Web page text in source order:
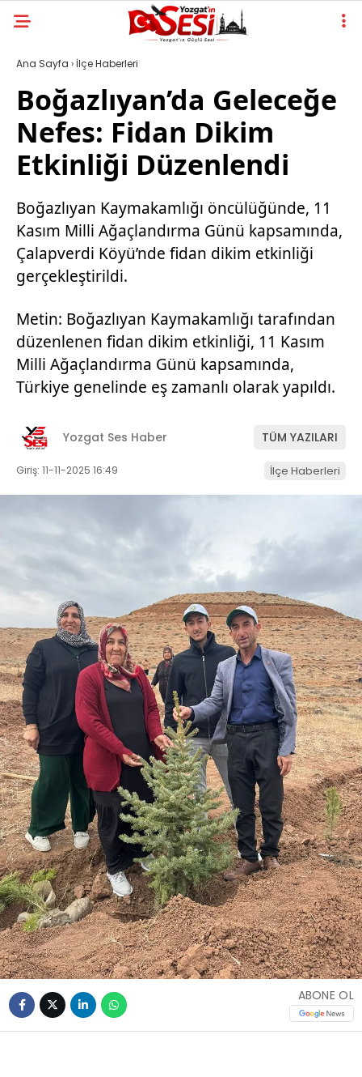
Ana Sayfa › İlçe Haberleri
Boğazlıyan’da Geleceğe
Nefes: Fidan Dikim
Etkinliği Düzenlendi
Boğazlıyan Kaymakamlığı öncülüğünde, 11
Kasım Milli Ağaçlandırma Günü kapsamında,
Çalapverdi Köyü’nde fidan dikim etkinliği
gerçekleştirildi.
Metin: Boğazlıyan Kaymakamlığı tarafından
düzenlenen fidan dikim etkinliği, 11 Kasım
Milli Ağaçlandırma Günü kapsamında,
Türkiye genelinde eş zamanlı olarak yapıldı.
Yozgat Ses Haber TÜM YAZILARI
Giriş: 11-11-2025 16:49 İlçe Haberleri
ABONE OL